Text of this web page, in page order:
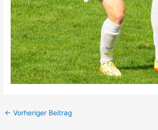
← Vorheriger Beitrag